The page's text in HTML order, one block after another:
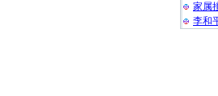
家属
李和